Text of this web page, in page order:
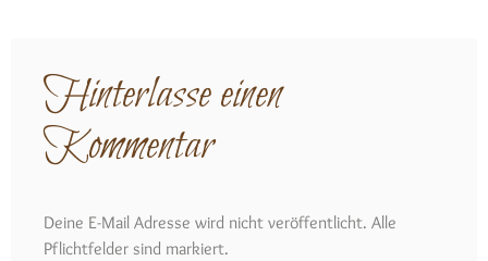
Hinterlasse einen
Kommentar
Deine E-Mail Adresse wird nicht veröffentlicht. Alle
Pflichtfelder sind markiert.